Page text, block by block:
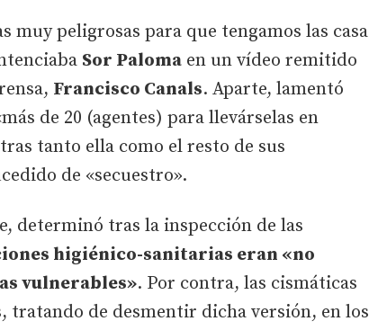
muy peligrosas para que tengamos las casa
Sor Paloma en un vídeo remitido
Francisco Canals. Aparte, lamentó
de 20 (agentes) para llevárselas en
tanto ella como el resto de sus
de «secuestro».
determinó tras la inspección de las
higiénico-sanitarias eran «no
vulnerables». Por contra, las cismáticas
tratando de desmentir dicha versión, en los